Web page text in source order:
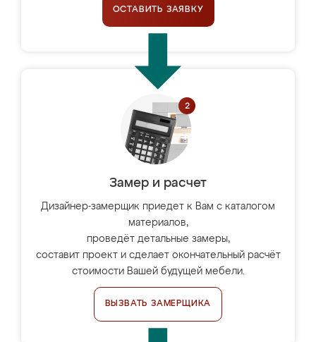
ОСТАВИТЬ ЗАЯВКУ
Замер и расчет
Дизайнер-замерщик приедет к Вам с каталогом
материалов,
проведёт детальные замеры,
составит проект и сделает окончательный расчёт
стоимости Вашей будущей мебели.
ВЫЗВАТЬ ЗАМЕРЩИКА